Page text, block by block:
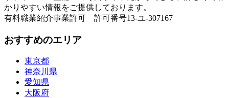
かりやすい情報をご提供しております。
有料職業紹介事業許可 許可番号13-ユ-307167
おすすめのエリア
東京都
神奈川県
愛知県
大阪府